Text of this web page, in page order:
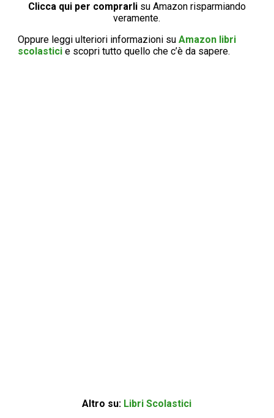
Clicca qui per comprarlisu Amazon risparmiando
veramente.
Oppure leggi ulteriori informazioni su Amazon libri
scolasticie scopri tutto quello che c’è da sapere.
Altro su: Libri Scolastici